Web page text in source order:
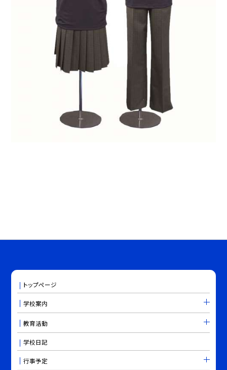
トップページ
学校案内
教育活動
学校日記
行事予定